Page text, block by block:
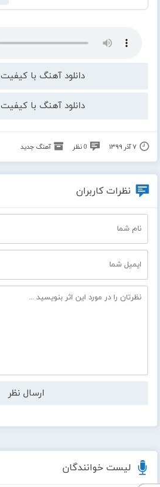
لیست خوانندگان
دانلود آهنگ با کیفیت 320
دانلود آهنگ با کیفیت 128
۷ آذر ۱۳۹۹ 0 نظر آهنگ جدید
نظرات کاربران